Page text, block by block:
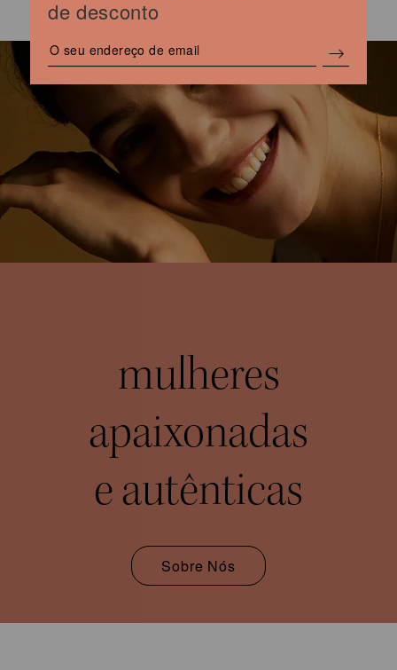
mulheres
apaixonadas
e autênticas
Sobre Nós
de desconto